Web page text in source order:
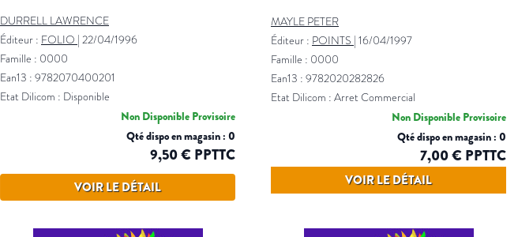
DURRELL LAWRENCE
Éditeur : FOLIO | 22/04/1996
Famille : 0000
Ean13 : 9782070400201
Etat Dilicom : Disponible
Non Disponible Provisoire
Qté dispo en magasin : 0
9,50 € PPTTC
VOIR LE DÉTAIL
MAYLE PETER
Éditeur : POINTS | 16/04/1997
Famille : 0000
Ean13 : 9782020282826
Etat Dilicom : Arret Commercial
Non Disponible Provisoire
Qté dispo en magasin : 0
7,00 € PPTTC
VOIR LE DÉTAIL